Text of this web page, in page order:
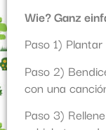
Wie? Ganz
Paso 1)
Paso 2)
con una
Paso 3)